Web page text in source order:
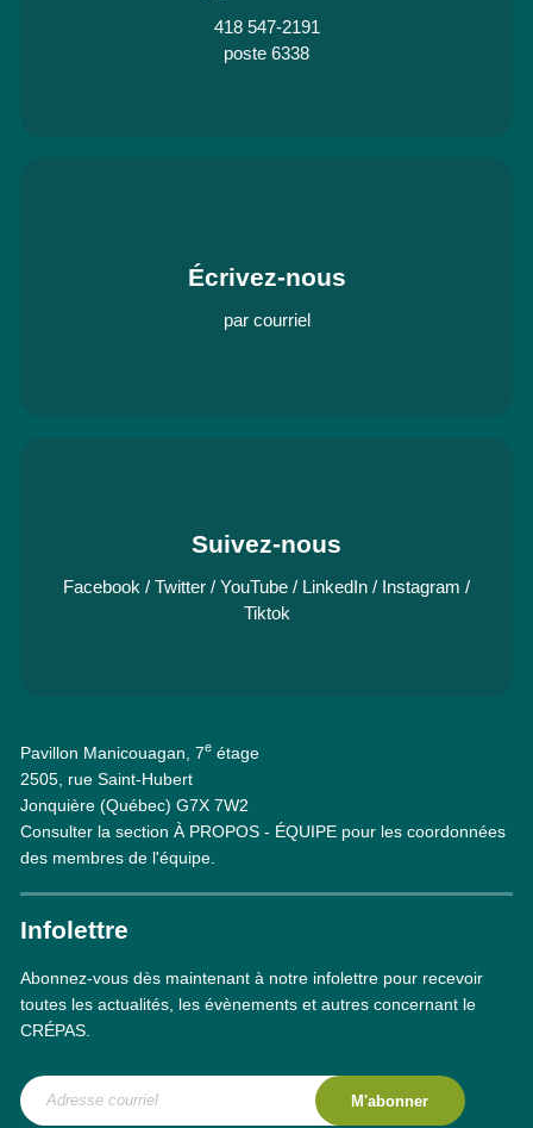
418 547-2191
poste 6338
Écrivez-nous
par courriel
Suivez-nous
Facebook / Twitter / YouTube / LinkedIn / Instagram /
Tiktok
Pavillon Manicouagan, 7e étage
2505, rue Saint-Hubert
Jonquière (Québec) G7X 7W2
Consulter la section À PROPOS - ÉQUIPE pour les coordonnées
des membres de l'équipe.
Infolettre
Abonnez-vous dès maintenant à notre infolettre pour recevoir
toutes les actualités, les évènements et autres concernant le
CRÉPAS.
M'abonner